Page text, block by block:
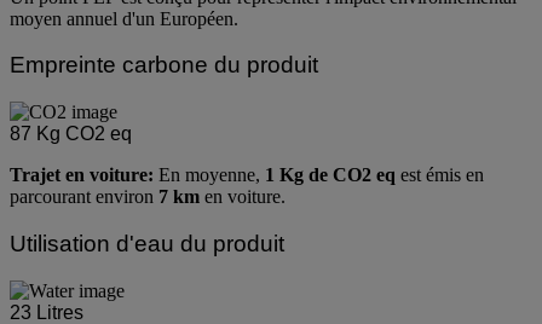
moyen annuel d'un Européen.
Empreinte carbone du produit
87 Kg CO2 eq
Trajet en voiture: En moyenne, 1 Kg de CO2 eq est émis en
parcourant environ 7 km en voiture.
Utilisation d'eau du produit
23 Litres